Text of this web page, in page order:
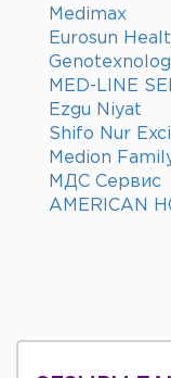
Medimax
Eurosun
MED-LINE
Ezgu Niyat
Shifo Nur
Medion
МДС Сервис
AMERICAN